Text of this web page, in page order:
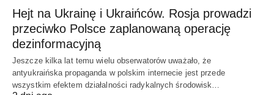
Hejt na Ukrainę i Ukraińców. Rosja prowadzi
przeciwko Polsce zaplanowaną operację
dezinformacyjną
Jeszcze kilka lat temu wielu obserwatorów uważało, że
antyukraińska propaganda w polskim internecie jest przede
wszystkim efektem działalności radykalnych środowisk…